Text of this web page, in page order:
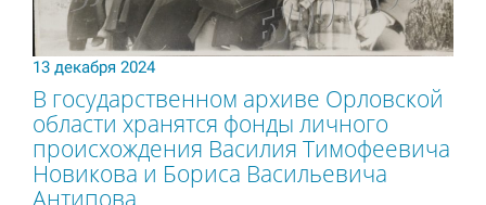
13 декабря 2024
В государственном архиве Орловской
области хранятся фонды личного
происхождения Василия Тимофеевича
Новикова и Бориса Васильевича
Антипова